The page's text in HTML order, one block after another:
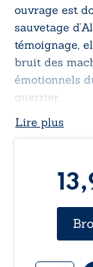
ouvrage est
sauvetage
témoignage,
bruit des
émotionnels
guerrier.
Lire plus